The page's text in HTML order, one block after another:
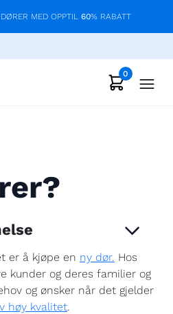
MED OPPTIL 60% RABATT
0
er å kjøpe en ny dør. Hos
kunder og deres familier og
og ønsker når det gjelder
høy kvalitet.